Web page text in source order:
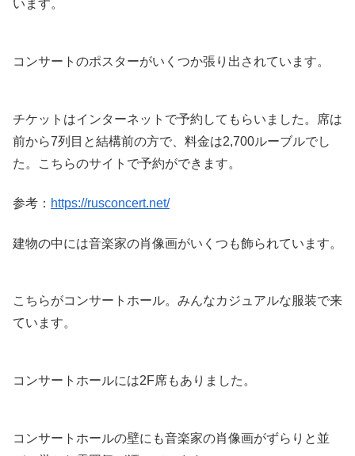
います。
コンサートのポスターがいくつか張り出されています。
チケットはインターネットで予約してもらいました。席は
前から7列目と結構前の方で、料金は2,700ルーブルでし
た。こちらのサイトで予約ができます。
参考： https://rusconcert.net/
建物の中には音楽家の肖像画がいくつも飾られています。
こちらがコンサートホール。みんなカジュアルな服装で来
ています。
コンサートホールには2F席もありました。
コンサートホールの壁にも音楽家の肖像画がずらりと並